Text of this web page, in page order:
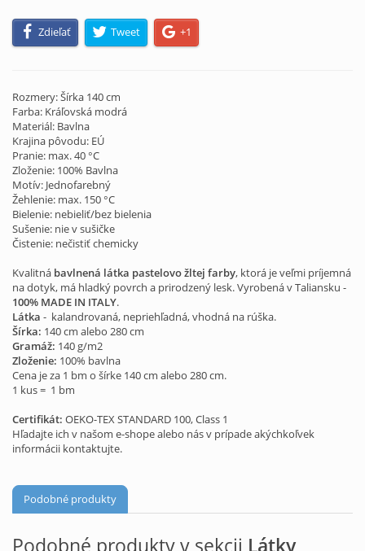
Zdieľať Tweet +1
Rozmery: Šírka 140 cm
Farba: Kráľovská modrá
Materiál: Bavlna
Krajina pôvodu: EÚ
Pranie: max. 40 °C
Zloženie: 100% Bavlna
Motív: Jednofarebný
Žehlenie: max. 150 °C
Bielenie: nebieliť/bez bielenia
Sušenie: nie v sušičke
Čistenie: nečistiť chemicky
Kvalitná bavlnená látka pastelovo žltej farby, ktorá je veľmi príjemná
na dotyk, má hladký povrch a prirodzený lesk. Vyrobená v Taliansku -
100% MADE IN ITALY.
Látka - kalandrovaná, nepriehľadná, vhodná na rúška.
Šírka: 140 cm alebo 280 cm
Gramáž: 140 g/m2
Zloženie: 100% bavlna
Cena je za 1 bm o šírke 140 cm alebo 280 cm.
1 kus = 1 bm
Certifikát: OEKO-TEX STANDARD 100, Class 1
Hľadajte ich v našom e-shope alebo nás v prípade akýchkoľvek
informácii kontaktujte.
Podobné produkty
Podobné produkty v sekcii Látky